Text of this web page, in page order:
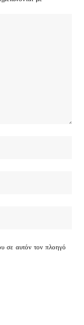
σε αυτόν τον πλοηγό